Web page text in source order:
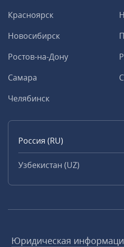
Красноярск
Новосибирск
Ростов-на-Дону
Самара
Челябинск
Россия (RU)
Узбекистан (UZ)
Юридическая